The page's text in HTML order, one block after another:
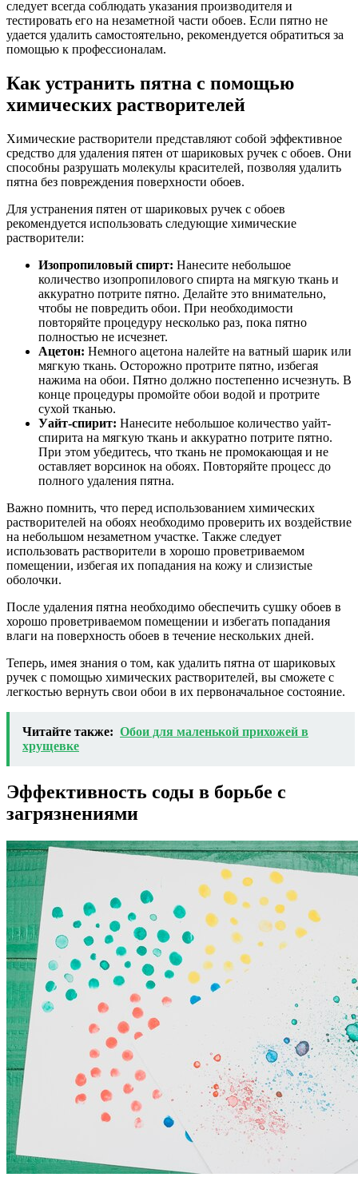
следует всегда соблюдать указания производителя и
тестировать его на незаметной части обоев. Если пятно не
удается удалить самостоятельно, рекомендуется обратиться за
помощью к профессионалам.
Как устранить пятна с помощью
химических растворителей
Химические растворители представляют собой эффективное
средство для удаления пятен от шариковых ручек с обоев. Они
способны разрушать молекулы красителей, позволяя удалить
пятна без повреждения поверхности обоев.
Для устранения пятен от шариковых ручек с обоев
рекомендуется использовать следующие химические
растворители:
Изопропиловый спирт: Нанесите небольшое
количество изопропилового спирта на мягкую ткань и
аккуратно потрите пятно. Делайте это внимательно,
чтобы не повредить обои. При необходимости
повторяйте процедуру несколько раз, пока пятно
полностью не исчезнет.
Ацетон: Немного ацетона налейте на ватный шарик или
мягкую ткань. Осторожно протрите пятно, избегая
нажима на обои. Пятно должно постепенно исчезнуть. В
конце процедуры промойте обои водой и протрите
сухой тканью.
Уайт-спирит: Нанесите небольшое количество уайт-
спирита на мягкую ткань и аккуратно потрите пятно.
При этом убедитесь, что ткань не промокающая и не
оставляет ворсинок на обоях. Повторяйте процесс до
полного удаления пятна.
Важно помнить, что перед использованием химических
растворителей на обоях необходимо проверить их воздействие
на небольшом незаметном участке. Также следует
использовать растворители в хорошо проветриваемом
помещении, избегая их попадания на кожу и слизистые
оболочки.
После удаления пятна необходимо обеспечить сушку обоев в
хорошо проветриваемом помещении и избегать попадания
влаги на поверхность обоев в течение нескольких дней.
Теперь, имея знания о том, как удалить пятна от шариковых
ручек с помощью химических растворителей, вы сможете с
легкостью вернуть свои обои в их первоначальное состояние.
Читайте также: Обои для маленькой прихожей в
хрущевке
Эффективность соды в борьбе с
загрязнениями